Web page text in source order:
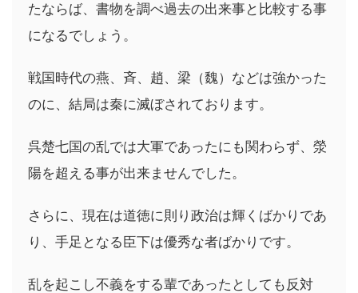
たならば、書物を調べ過去の出来事と比較する事
になるでしょう。
戦国時代の燕、斉、趙、梁（魏）などは強かった
のに、結局は秦に滅ぼされております。
呉楚七国の乱では大軍であったにも関わらず、滎
陽を超える事が出来ませんでした。
さらに、現在は道徳に則り政治は輝くばかりであ
り、手足となる臣下は優秀な者ばかりです。
乱を起こし不義をする輩であったとしても反対